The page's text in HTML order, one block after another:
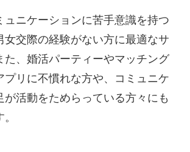
ニケーションに苦手意識を持つ
女交際の経験がない方に最適なサ
た、婚活パーティーやマッチング
プリに不慣れな方や、コミュニケ
が活動をためらっている方々にも